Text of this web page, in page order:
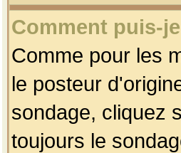
Comment puis-
Comme pour les
le posteur
sondage, cliquez
toujours le